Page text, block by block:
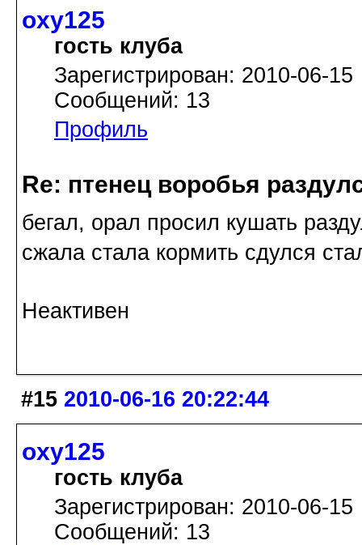
oxy125
гость клуба
Зарегистрирован: 2010-06-15
Сообщений: 13
Профиль
Re: птенец воробья
бегал, орал просил кушать
сжала стала кормить сдулся
Неактивен
#15 2010-06-16 20:22:44
oxy125
гость клуба
Зарегистрирован: 2010-06-15
Сообщений: 13